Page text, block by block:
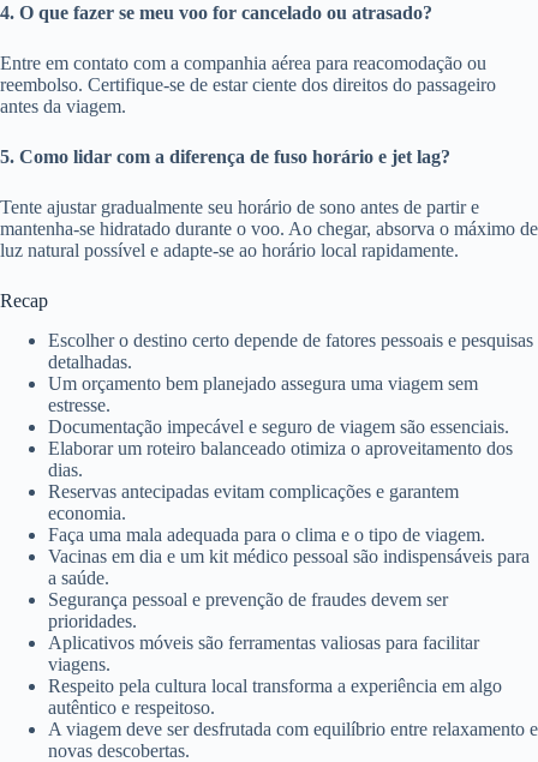
4. O que fazer se meu voo for cancelado ou atrasado?
Entre em contato com a companhia aérea para reacomodação ou
reembolso. Certifique-se de estar ciente dos direitos do passageiro
antes da viagem.
5. Como lidar com a diferença de fuso horário e jet lag?
Tente ajustar gradualmente seu horário de sono antes de partir e
mantenha-se hidratado durante o voo. Ao chegar, absorva o máximo de
luz natural possível e adapte-se ao horário local rapidamente.
Recap
Escolher o destino certo depende de fatores pessoais e pesquisas
detalhadas.
Um orçamento bem planejado assegura uma viagem sem
estresse.
Documentação impecável e seguro de viagem são essenciais.
Elaborar um roteiro balanceado otimiza o aproveitamento dos
dias.
Reservas antecipadas evitam complicações e garantem
economia.
Faça uma mala adequada para o clima e o tipo de viagem.
Vacinas em dia e um kit médico pessoal são indispensáveis para
a saúde.
Segurança pessoal e prevenção de fraudes devem ser
prioridades.
Aplicativos móveis são ferramentas valiosas para facilitar
viagens.
Respeito pela cultura local transforma a experiência em algo
autêntico e respeitoso.
A viagem deve ser desfrutada com equilíbrio entre relaxamento e
novas descobertas.